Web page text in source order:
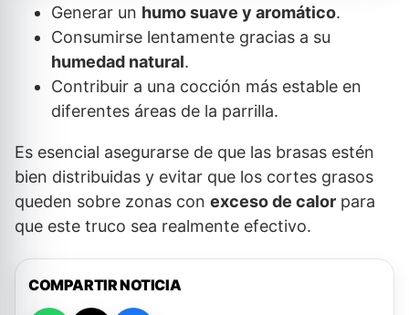
Generar un humo suave y aromático.
Consumirse lentamente gracias a su
humedad natural.
Contribuir a una cocción más estable en
diferentes áreas de la parrilla.
Es esencial asegurarse de que las brasas estén
bien distribuidas y evitar que los cortes grasos
queden sobre zonas con exceso de calor para
que este truco sea realmente efectivo.
COMPARTIR NOTICIA